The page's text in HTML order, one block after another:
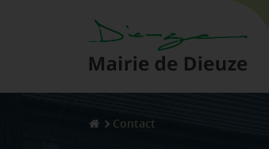
Contact